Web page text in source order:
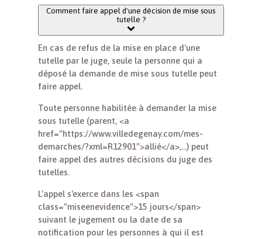
Comment faire appel d'une décision de mise sous
tutelle ?
En cas de refus de la mise en place d'une
tutelle par le juge, seule la personne qui a
déposé la demande de mise sous tutelle peut
faire appel.
Toute personne habilitée à demander la mise
sous tutelle (parent, <a
href="https://www.villedegenay.com/mes-
demarches/?xml=R12901">allié</a>,...) peut
faire appel des autres décisions du juge des
tutelles.
L'appel s'exerce dans les <span
class="miseenevidence">15 jours</span>
suivant le jugement ou la date de sa
notification pour les personnes à qui il est